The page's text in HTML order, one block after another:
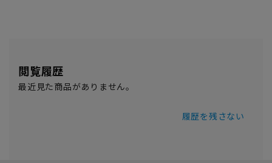
閲覧履歴
最近見た商品がありません。
履歴を残さない